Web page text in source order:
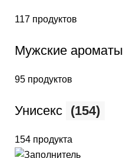
117 продуктов
Мужские ароматы
95 продуктов
Унисекс (154)
154 продукта